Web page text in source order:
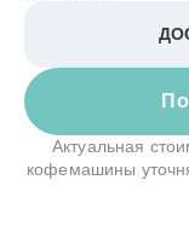
Актуальная
кофемашины